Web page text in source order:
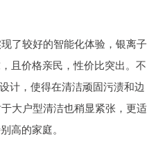
了较好的智能化体验，银离子
且价格亲民，性价比突出。不
计，使得在清洁顽固污渍和边
大户型清洁也稍显紧张，更适
高的家庭。